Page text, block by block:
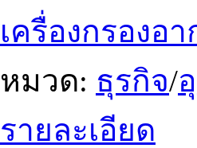
เครื่องกรองอ
หมวด: ธุรกิจ/
รายละเอียด